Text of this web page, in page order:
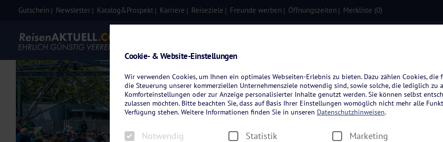
Gutschein Newsletter Katalog&Prospekt Karriere Reiseziele Freunde werben Öffnungszeiten Merkliste (0)
ZDF-Fernsehgarten
Cookie- & Website-Einstellungen
Wir verwenden Cookies, um Ihnen ein optimales Webseiten-Erlebnis zu bieten. Dazu zählen Cookies,
die Steuerung unserer kommerziellen Unternehmensziele notwendig sind, sowie solche, die lediglich zu
Komforteinstellungen oder zur Anzeige personalisierter Inhalte genutzt werden. Sie können selbst
zulassen möchten. Bitte beachten Sie, dass auf Basis Ihrer Einstellungen womöglich nicht mehr alle
Verfügung stehen. Weitere Informationen finden Sie in unseren Datenschutzhinweisen.
Notwendig Statistik Marketing